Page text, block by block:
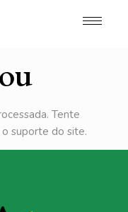
Tente
suporte do site.